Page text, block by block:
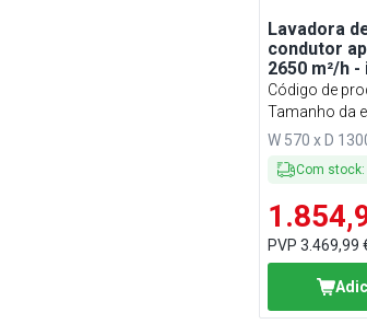
Lavadora
condutor
2650 m²/h
Código de
Tamanho da
W 570 x D
Com stock:
PVP 3.469,99